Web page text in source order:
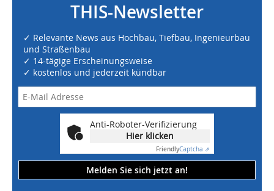
THIS-Newsletter
✓ Relevante News aus Hochbau, Tiefbau, Ingenieurbau
und Straßenbau
✓ 14-tägige Erscheinungsweise
✓ kostenlos und jederzeit kündbar
Anti-Roboter-Verifizierung
Hier klicken
FriendlyCaptcha ⇗
Melden Sie sich jetzt an!